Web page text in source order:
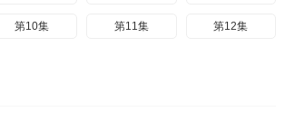
第10集 第11集 第12集